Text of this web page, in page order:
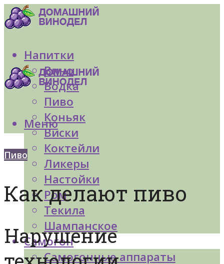
Напитки
Вино
Водка
Пиво
Коньяк
Виски
Коктейли
Ликеры
Настойки
Ром
Текила
Шампанское
Самогон
Самогонные аппараты
Меню
Пиво
Как делают пиво
Нарушение